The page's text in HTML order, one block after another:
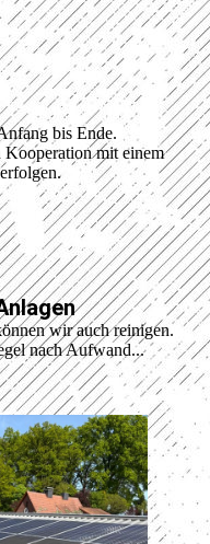
bis Ende.
mit einem
wir auch reinigen.
nach Aufwand...